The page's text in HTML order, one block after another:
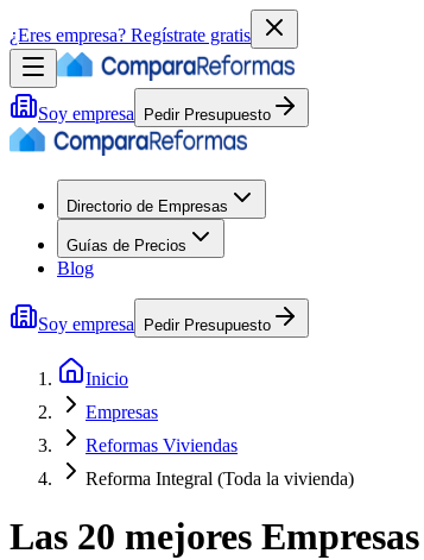
¿Eres empresa? Regístrate gratis
Soy empresa Pedir Presupuesto
Directorio de Empresas
Guías de Precios
Blog
Soy empresa Pedir Presupuesto
Inicio
Empresas
Reformas Viviendas
Reforma Integral (Toda la vivienda)
Las 20 mejores Empresas